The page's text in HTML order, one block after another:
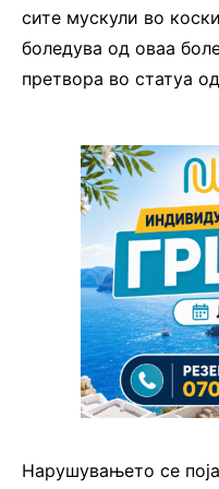
сите мускули во
боледува од оваа
претвора во статуа
Нарушувањето се